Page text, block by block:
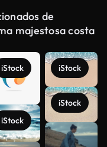
de
majestosa costa
iStock
iStock
iStock
iStock
Veja mais